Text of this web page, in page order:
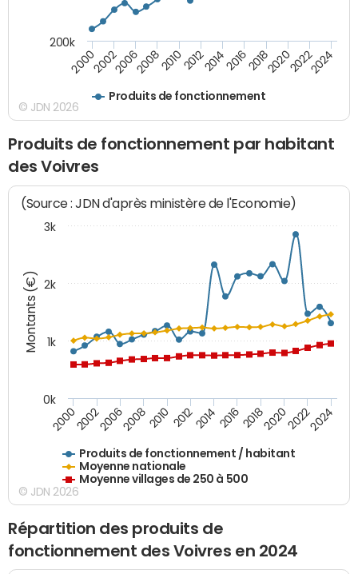
Produits de fonctionnement
200020022006200820102012201420162018202020222024
200k
© JDN 2026
Produits de fonctionnement par habitant
des Voivres
Montants (€)
(Source : JDN d'après ministère de l'Economie)
Produits de fonctionnement / habitant
Moyenne nationale
Moyenne villages de 250 à 500
20002002200620082010 2012201420162018202020222024
0k
1k
2k
3k
© JDN 2026
Répartition des produits de
fonctionnement des Voivres en 2024